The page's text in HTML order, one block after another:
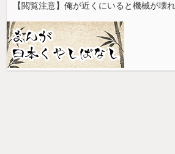
【閲覧注意】俺が近くにいると機械が壊